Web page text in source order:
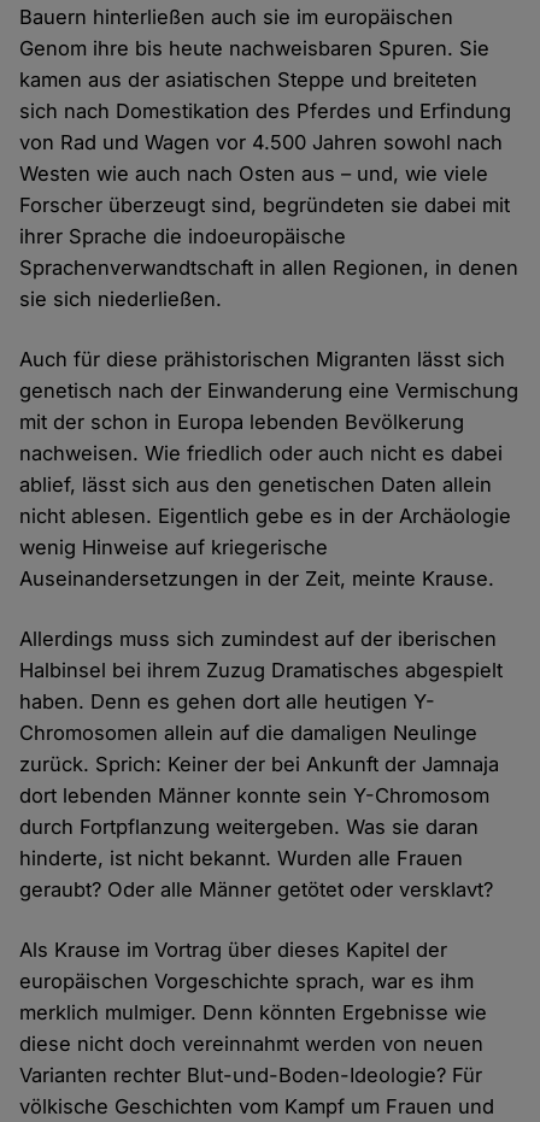
Bauern hinterließen auch sie im europäischen
Genom ihre bis heute nachweisbaren Spuren. Sie
kamen aus der asiatischen Steppe und breiteten
sich nach Domestikation des Pferdes und Erfindung
von Rad und Wagen vor 4.500 Jahren sowohl nach
Westen wie auch nach Osten aus – und, wie viele
Forscher überzeugt sind, begründeten sie dabei mit
ihrer Sprache die indoeuropäische
Sprachenverwandtschaft in allen Regionen, in denen
sie sich niederließen.
Auch für diese prähistorischen Migranten lässt sich
genetisch nach der Einwanderung eine Vermischung
mit der schon in Europa lebenden Bevölkerung
nachweisen. Wie friedlich oder auch nicht es dabei
ablief, lässt sich aus den genetischen Daten allein
nicht ablesen. Eigentlich gebe es in der Archäologie
wenig Hinweise auf kriegerische
Auseinandersetzungen in der Zeit, meinte Krause.
Allerdings muss sich zumindest auf der iberischen
Halbinsel bei ihrem Zuzug Dramatisches abgespielt
haben. Denn es gehen dort alle heutigen Y-
Chromosomen allein auf die damaligen Neulinge
zurück. Sprich: Keiner der bei Ankunft der Jamnaja
dort lebenden Männer konnte sein Y-Chromosom
durch Fortpflanzung weitergeben. Was sie daran
hinderte, ist nicht bekannt. Wurden alle Frauen
geraubt? Oder alle Männer getötet oder versklavt?
Als Krause im Vortrag über dieses Kapitel der
europäischen Vorgeschichte sprach, war es ihm
merklich mulmiger. Denn könnten Ergebnisse wie
diese nicht doch vereinnahmt werden von neuen
Varianten rechter Blut-und-Boden-Ideologie? Für
völkische Geschichten vom Kampf um Frauen und